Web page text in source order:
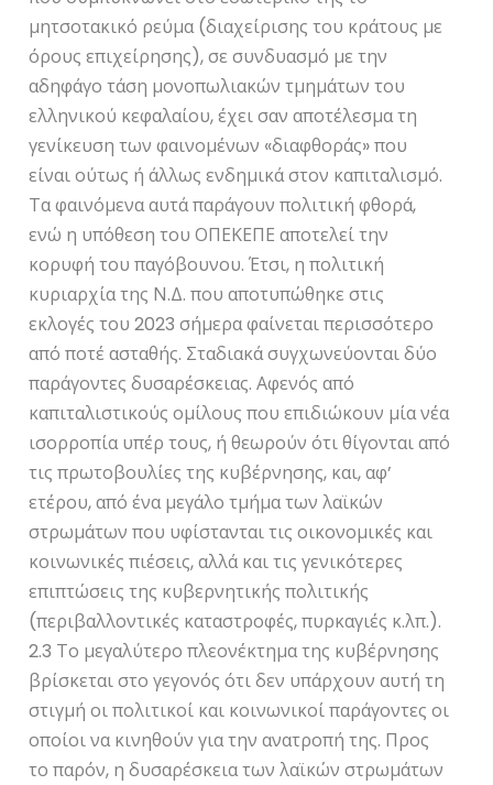
μητσοτακικό ρεύμα (διαχείρισης του κράτους με
όρους επιχείρησης), σε συνδυασμό με την
αδηφάγο τάση μονοπωλιακών τμημάτων του
ελληνικού κεφαλαίου, έχει σαν αποτέλεσμα τη
γενίκευση των φαινομένων «διαφθοράς» που
είναι ούτως ή άλλως ενδημικά στον καπιταλισμό.
Τα φαινόμενα αυτά παράγουν πολιτική φθορά,
ενώ η υπόθεση του ΟΠΕΚΕΠΕ αποτελεί την
κορυφή του παγόβουνου. Έτσι, η πολιτική
κυριαρχία της Ν.Δ. που αποτυπώθηκε στις
εκλογές του 2023 σήμερα φαίνεται περισσότερο
από ποτέ ασταθής. Σταδιακά συγχωνεύονται δύο
παράγοντες δυσαρέσκειας. Αφενός από
καπιταλιστικούς ομίλους που επιδιώκουν μία νέα
ισορροπία υπέρ τους, ή θεωρούν ότι θίγονται από
τις πρωτοβουλίες της κυβέρνησης, και, αφ’
ετέρου, από ένα μεγάλο τμήμα των λαϊκών
στρωμάτων που υφίστανται τις οικονομικές και
κοινωνικές πιέσεις, αλλά και τις γενικότερες
επιπτώσεις της κυβερνητικής πολιτικής
(περιβαλλοντικές καταστροφές, πυρκαγιές κ.λπ.).
2.3 Το μεγαλύτερο πλεονέκτημα της κυβέρνησης
βρίσκεται στο γεγονός ότι δεν υπάρχουν αυτή τη
στιγμή οι πολιτικοί και κοινωνικοί παράγοντες οι
οποίοι να κινηθούν για την ανατροπή της. Προς
το παρόν, η δυσαρέσκεια των λαϊκών στρωμάτων